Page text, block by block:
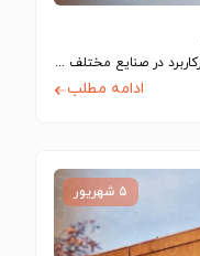
تسمه آهنی یا تسمه فلزی یکی از مقاطع پرکاربرد در صنایع مختلف مانند ساخت…
ادامه مطلب
۵ شهریور